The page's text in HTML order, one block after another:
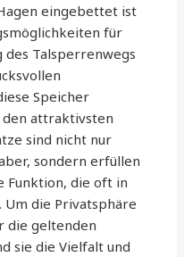
eingebettet ist
für
Talsperrenwegs
Speicher
attraktivsten
sind nicht nur
sondern erfüllen
Funktion, die oft in
die Privatsphäre
die geltenden
sie die Vielfalt und